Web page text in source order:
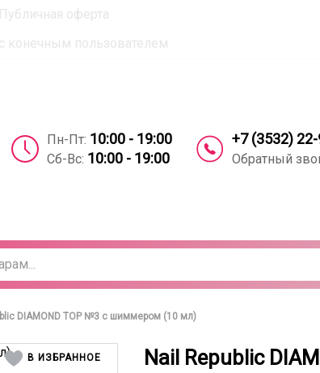
Публичная оферта
конечным пользователем
Пн-Пт: 10:00 - 19:00
Сб-Вс: 10:00 - 19:00
+7 (3532)
Обратный
DIAMOND TOP №3 с шиммером (10 мл)
В ИЗБРАННОЕ
Nail Republic
на использование компанией cookie-файлов в